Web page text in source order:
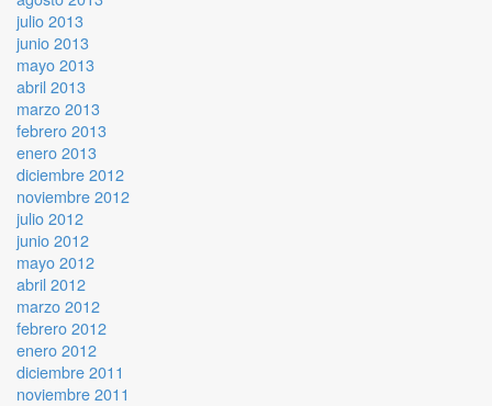
julio 2013
junio 2013
mayo 2013
abril 2013
marzo 2013
febrero 2013
enero 2013
diciembre 2012
noviembre 2012
julio 2012
junio 2012
mayo 2012
abril 2012
marzo 2012
febrero 2012
enero 2012
diciembre 2011
noviembre 2011